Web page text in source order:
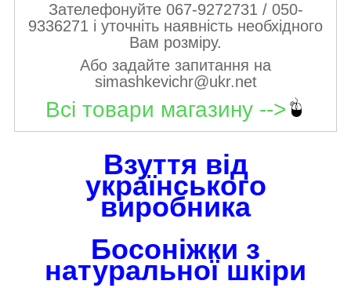
Зателефонуйте 067-9272731 / 050-
9336271 і уточніть наявність необхідного
Вам розміру.
Або задайте запитання на
simashkevichr@ukr.net
Всі товари магазину -->
Взуття від
українського
виробника
Босоніжки з
натуральної шкіри